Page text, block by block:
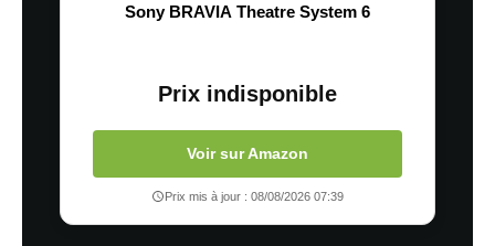
Sony BRAVIA Theatre System 6
Prix indisponible
Voir sur Amazon
Prix mis à jour : 08/08/2026 07:39